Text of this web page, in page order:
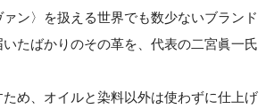
ン〉を扱える世界でも数少ないブランド
たばかりのその革を、代表の二宮眞一氏
ため、オイルと染料以外は使わずに仕上げ